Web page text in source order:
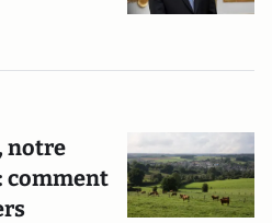
notre
comment